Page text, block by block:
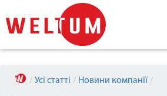
/ Усі статті / Новини компанії /